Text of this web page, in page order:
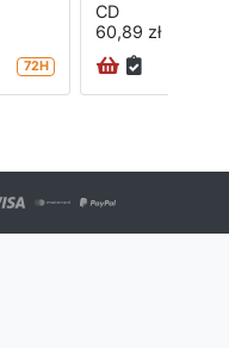
72H
CD
60,89 zł